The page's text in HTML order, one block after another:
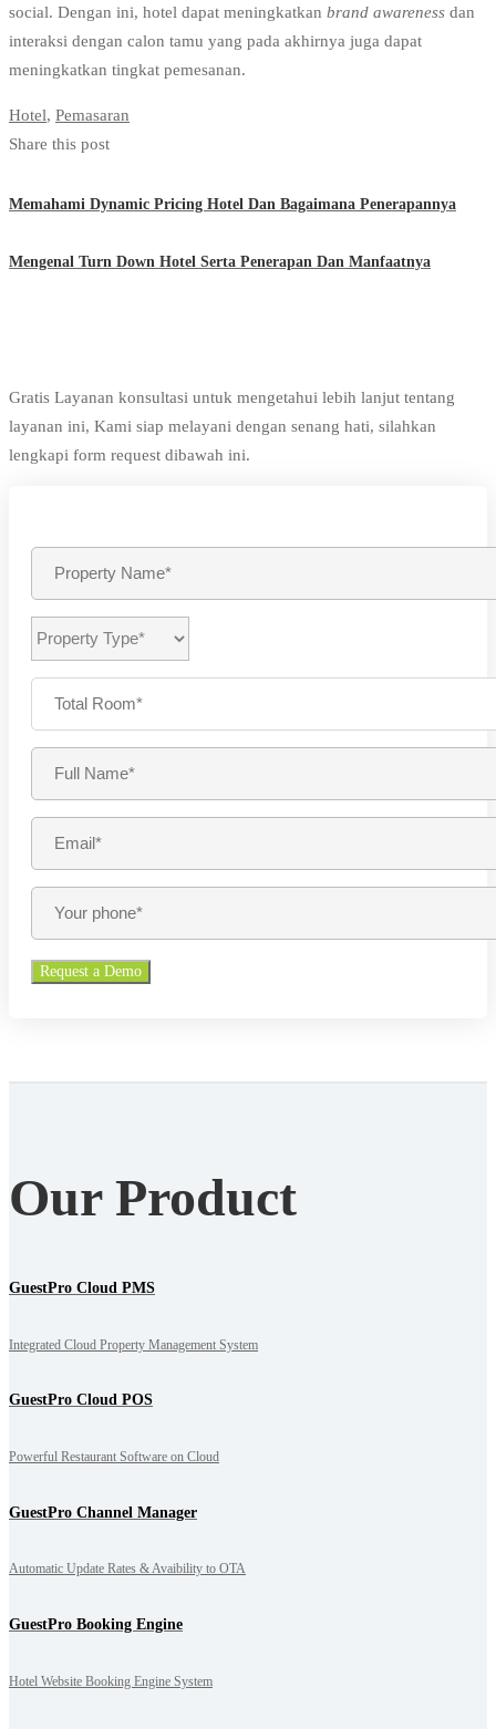
social. Dengan ini, hotel dapat meningkatkan brand awareness dan
interaksi dengan calon tamu yang pada akhirnya juga dapat
meningkatkan tingkat pemesanan.
Hotel, Pemasaran
Share this post
Memahami Dynamic Pricing Hotel Dan Bagaimana Penerapannya
Mengenal Turn Down Hotel Serta Penerapan Dan Manfaatnya
Gratis Layanan konsultasi untuk mengetahui lebih lanjut tentang
layanan ini, Kami siap melayani dengan senang hati, silahkan
lengkapi form request dibawah ini.
Our Product
GuestPro Cloud PMS
Integrated Cloud Property Management System
GuestPro Cloud POS
Powerful Restaurant Software on Cloud
GuestPro Channel Manager
Automatic Update Rates & Avaibility to OTA
GuestPro Booking Engine
Hotel Website Booking Engine System